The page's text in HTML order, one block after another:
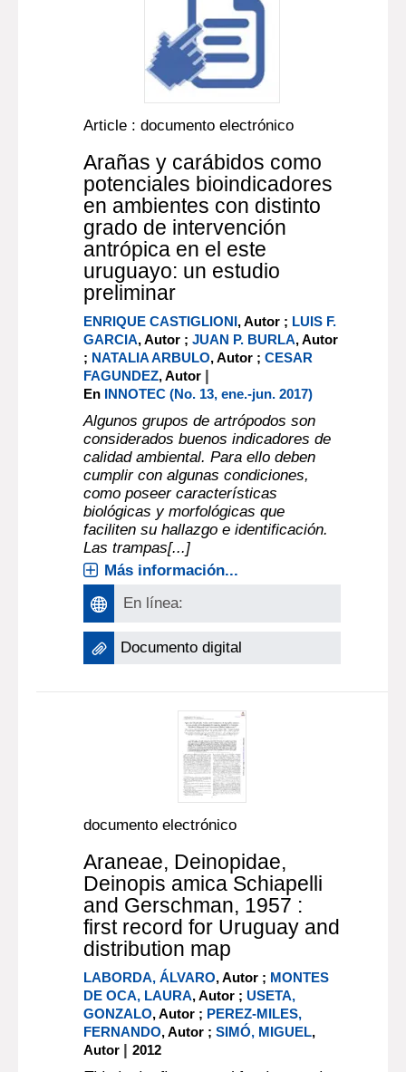
Article : documento electrónico
Arañas y carábidos como
potenciales bioindicadores
en ambientes con distinto
grado de intervención
antrópica en el este
uruguayo: un estudio
preliminar
ENRIQUE CASTIGLIONI, Autor ; LUIS F.
GARCIA, Autor ;JUAN P. BURLA, Autor
; NATALIA ARBULO, Autor ;CESAR
FAGUNDEZ, Autor |
En INNOTEC (No. 13, ene.-jun. 2017)
Algunos grupos de artrópodos son
considerados buenos indicadores de
calidad ambiental. Para ello deben
cumplir con algunas condiciones,
como poseer características
biológicas y morfológicas que
faciliten su hallazgo e identificación.
Las trampas[...]
Más información...
En línea:
Documento digital
documento electrónico
Araneae, Deinopidae,
Deinopis amica Schiapelli
and Gerschman, 1957 :
first record for Uruguay and
distribution map
LABORDA, ÁLVARO, Autor ; MONTES
DE OCA, LAURA, Autor ;USETA,
GONZALO, Autor ; PEREZ-MILES,
FERNANDO, Autor ;SIMÓ, MIGUEL,
Autor |2012